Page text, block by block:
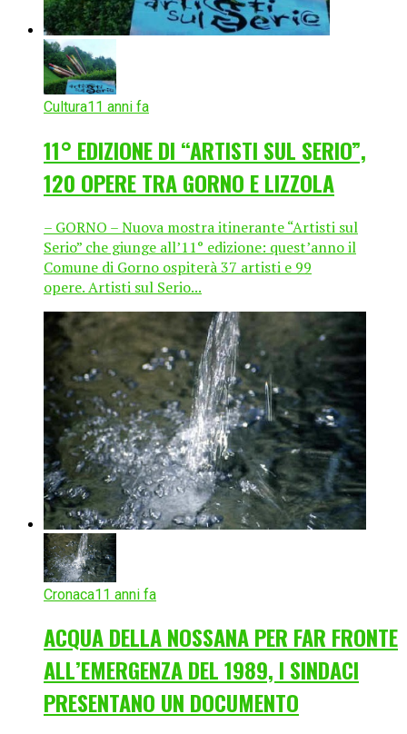
Cultura11 anni fa
11° EDIZIONE DI “ARTISTI SUL SERIO”,
120 OPERE TRA GORNO E LIZZOLA
– GORNO – Nuova mostra itinerante “Artisti sul
Serio” che giunge all’11° edizione: quest’anno il
Comune di Gorno ospiterà 37 artisti e 99
opere. Artisti sul Serio...
Cronaca11 anni fa
ACQUA DELLA NOSSANA PER FAR FRONTE
ALL’EMERGENZA DEL 1989, I SINDACI
PRESENTANO UN DOCUMENTO